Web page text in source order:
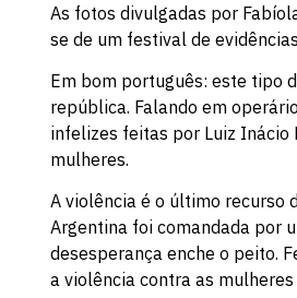
As fotos divulgadas por
se de um festival de
Em bom português: este tipo
república. Falando em
infelizes feitas por Luiz Inácio
mulheres.
A violência é o último recurso
Argentina foi comandada por
desesperança enche o peito.
a violência contra as